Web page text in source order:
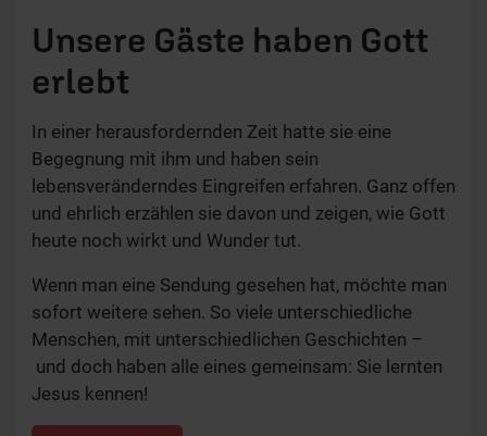
Unsere Gäste haben Gott
erlebt
In einer herausfordernden Zeit hatte sie eine
Begegnung mit ihm und haben sein
lebensveränderndes Eingreifen erfahren. Ganz offen
und ehrlich erzählen sie davon und zeigen, wie Gott
heute noch wirkt und Wunder tut.
Wenn man eine Sendung gesehen hat, möchte man
sofort weitere sehen. So viele unterschiedliche
Menschen, mit unterschiedlichen Geschichten –
und doch haben alle eines gemeinsam: Sie lernten
Jesus kennen!